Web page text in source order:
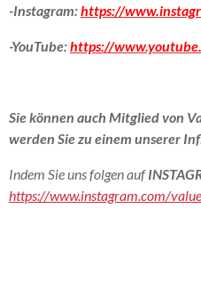
-Instagram:https://
-YouTube:https://
Sie können auch Mitglied von
werden Sie zu einem unserer
Indem Sie uns folgen auf
https://www.instagram.com/